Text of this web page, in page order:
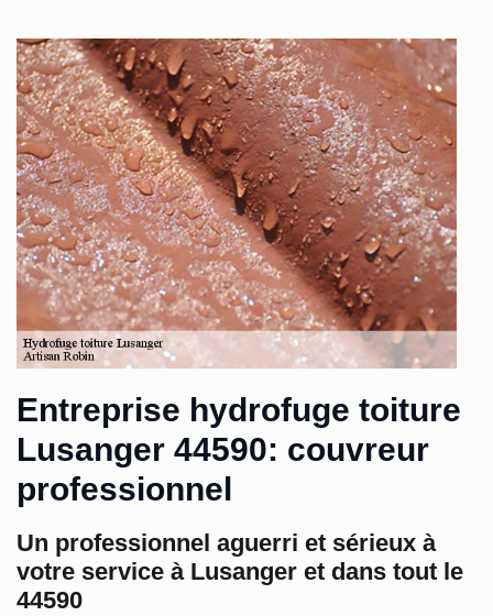
Entreprise hydrofuge toiture
Lusanger 44590: couvreur
professionnel
Un professionnel aguerri et sérieux à
votre service à Lusanger et dans tout le
44590